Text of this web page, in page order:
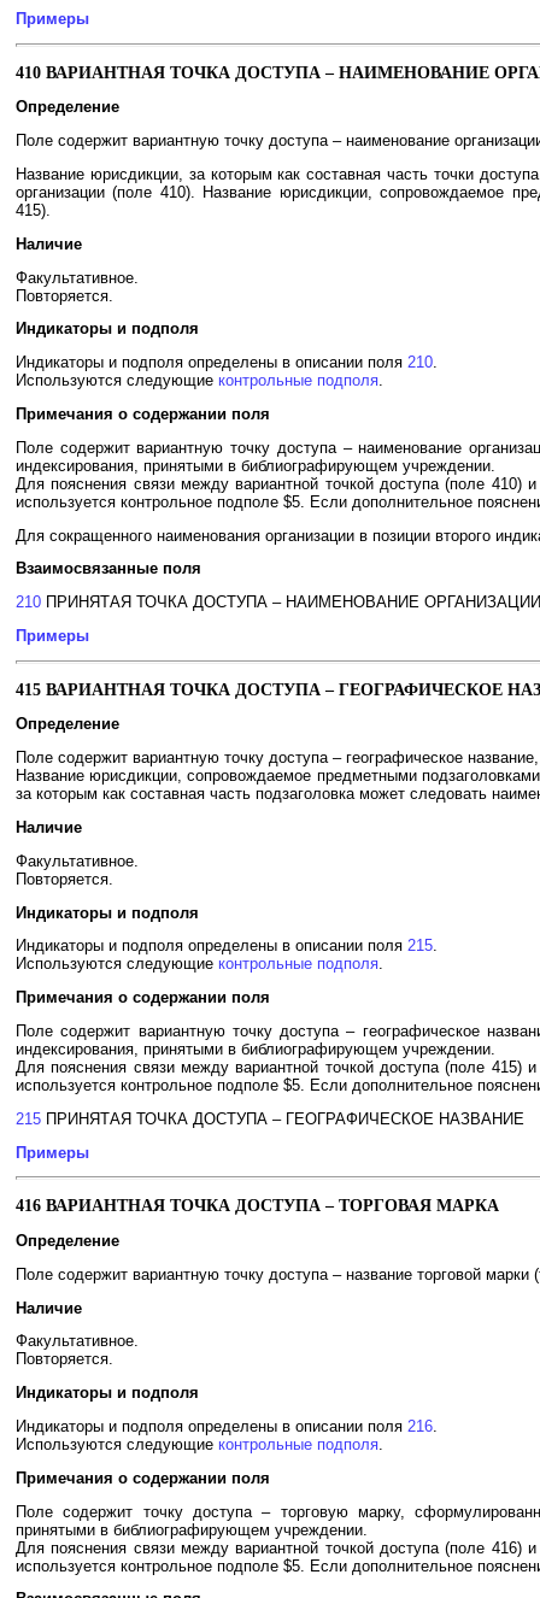
Примеры
410 ВАРИАНТНАЯ ТОЧКА ДОСТУПА – НАИМЕНОВАНИЕ
Определение
Поле содержит вариантную точку доступа – наименование
Название юрисдикции, за которым как составная часть точки
организации (поле 410). Название юрисдикции, сопровождаемое
415).
Наличие
Факультативное.
Повторяется.
Индикаторы и подполя
Индикаторы и подполя определены в описании поля 210.
Используются следующие контрольные подполя.
Примечания о содержании поля
Поле содержит вариантную точку доступа – наименование
индексирования, принятыми в библиографирующем учреждении.
Для пояснения связи между вариантной точкой доступа (поле
используется контрольное подполе $5. Если дополнительное
Для сокращенного наименования организации в позиции второго
Взаимосвязанные поля
210 ПРИНЯТАЯ ТОЧКА ДОСТУПА – НАИМЕНОВАНИЕ ОРГАНИЗАЦИИ
Примеры
415 ВАРИАНТНАЯ ТОЧКА ДОСТУПА – ГЕОГРАФИЧЕСКОЕ
Определение
Поле содержит вариантную точку доступа – географическое
Название юрисдикции, сопровождаемое предметными
за которым как составная часть подзаголовка может следовать
Наличие
Факультативное.
Повторяется.
Индикаторы и подполя
Индикаторы и подполя определены в описании поля 215.
Используются следующие контрольные подполя.
Примечания о содержании поля
Поле содержит вариантную точку доступа – географическое
индексирования, принятыми в библиографирующем учреждении.
Для пояснения связи между вариантной точкой доступа (поле
используется контрольное подполе $5. Если дополнительное
215 ПРИНЯТАЯ ТОЧКА ДОСТУПА – ГЕОГРАФИЧЕСКОЕ НАЗВАНИЕ
Примеры
416 ВАРИАНТНАЯ ТОЧКА ДОСТУПА – ТОРГОВАЯ МАРКА
Определение
Поле содержит вариантную точку доступа – название торговой
Наличие
Факультативное.
Повторяется.
Индикаторы и подполя
Индикаторы и подполя определены в описании поля 216
Используются следующие контрольные подполя
Примечания о содержании поля
Поле содержит точку доступа – торговую марку,
принятыми в библиографирующем учреждении.
Для пояснения связи между вариантной точкой доступа (поле
используется контрольное подполе $5. Если дополнительное